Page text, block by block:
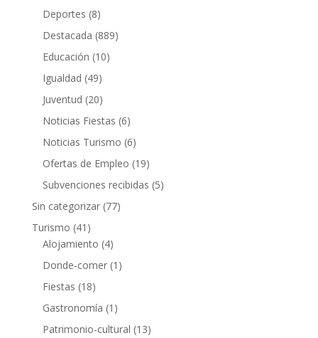
Deportes (8)
Destacada (889)
Educación (10)
Igualdad (49)
Juventud (20)
Noticias Fiestas (6)
Noticias Turismo (6)
Ofertas de Empleo (19)
Subvenciones recibidas (5)
Sin categorizar(77)
Turismo (41)
Alojamiento (4)
Donde-comer(1)
Fiestas (18)
Gastronomía (1)
Patrimonio-cultural (13)